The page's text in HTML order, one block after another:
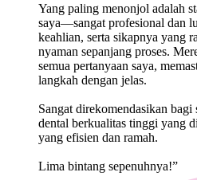
Yang paling menonjol adalah
saya—sangat profesional dan
keahlian, serta sikapnya yang
nyaman sepanjang proses.
semua pertanyaan saya,
langkah dengan jelas.
Sangat direkomendasikan
dental berkualitas tinggi yang
yang efisien dan ramah.
Lima bintang sepenuhnya!”